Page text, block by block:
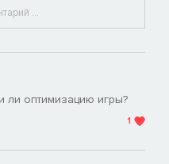
ли оптимизацию игры?
1